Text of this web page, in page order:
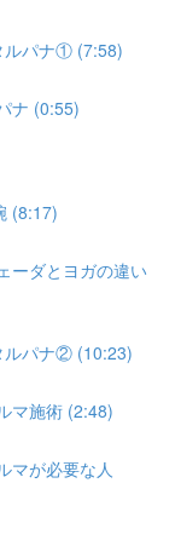
ルパナ① (7:58)
ナ (0:55)
(8:17)
ーダとヨガの違い
ルパナ② (10:23)
マ施術 (2:48)
マが必要な人